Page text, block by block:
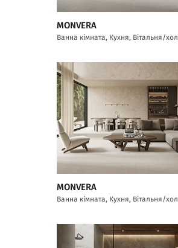
MONVERA
Ванна кімната, Кухня, Вітальня/хол
MONVERA
Ванна кімната, Кухня, Вітальня/хол